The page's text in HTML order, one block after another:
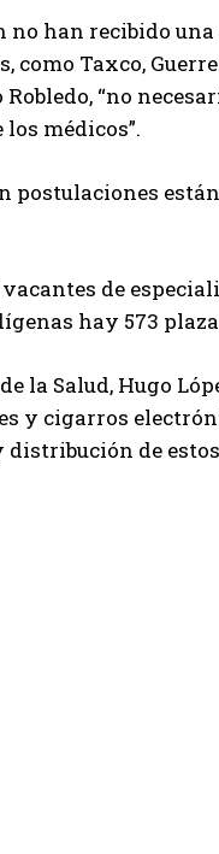
han recibido
Taxco,
“no
médicos”.
postulaciones
de
hay 573
la Salud, Hugo
y cigarros
de